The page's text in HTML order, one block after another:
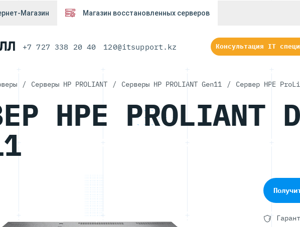
Магазин Магазин восстановленных серверов
+7 727 338 20 40 120@itsupport.kz Консультация IT
/ Серверы HP PROLIANT / Серверы HP PROLIANT Gen11 / Сервер HPE
HPE PROLIANT